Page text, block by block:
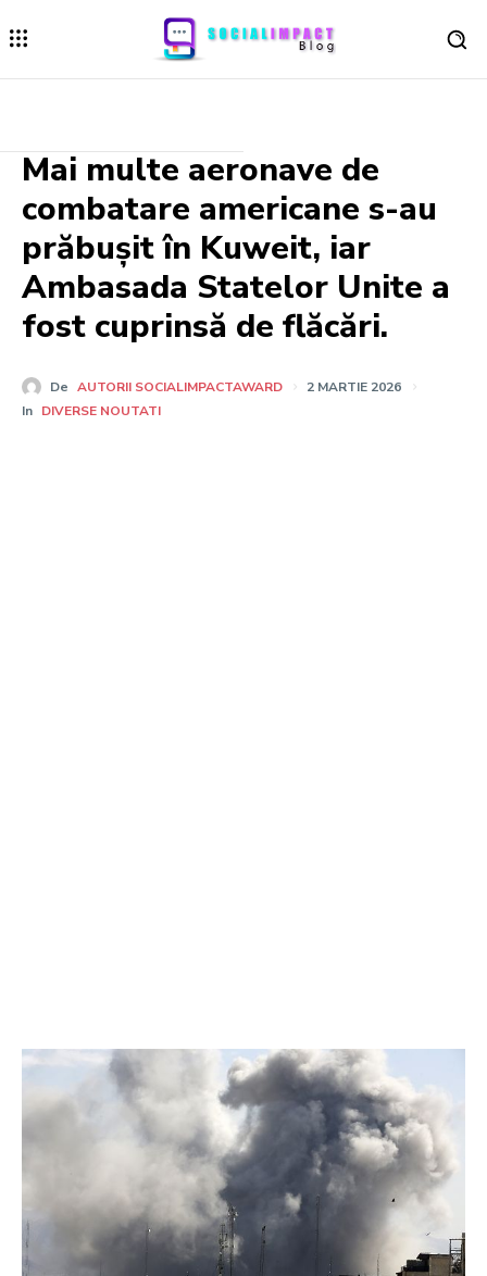
Mai multe aeronave de
combatare americane s-au
prăbușit în Kuweit, iar
Ambasada Statelor Unite a
fost cuprinsă de flăcări.
De AUTORII SOCIALIMPACTAWARD
2 MARTIE 2026
In DIVERSE NOUTATI